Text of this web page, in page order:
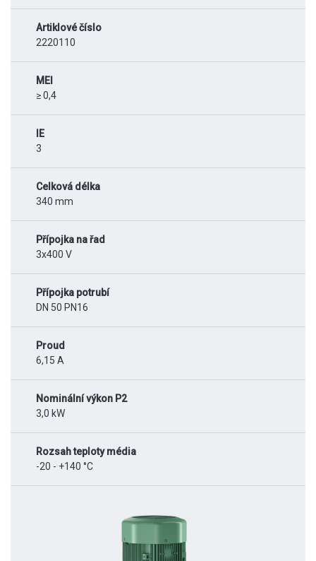
Artiklové číslo
2220110
MEI
≥ 0,4
IE
3
Celková délka
340 mm
Přípojka na řad
3x400 V
Přípojka potrubí
DN 50 PN16
Proud
6,15 A
Nominální výkon P2
3,0 kW
Rozsah teploty média
-20 - +140 °C